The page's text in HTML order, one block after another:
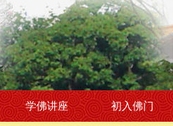
学佛讲座 初入佛门